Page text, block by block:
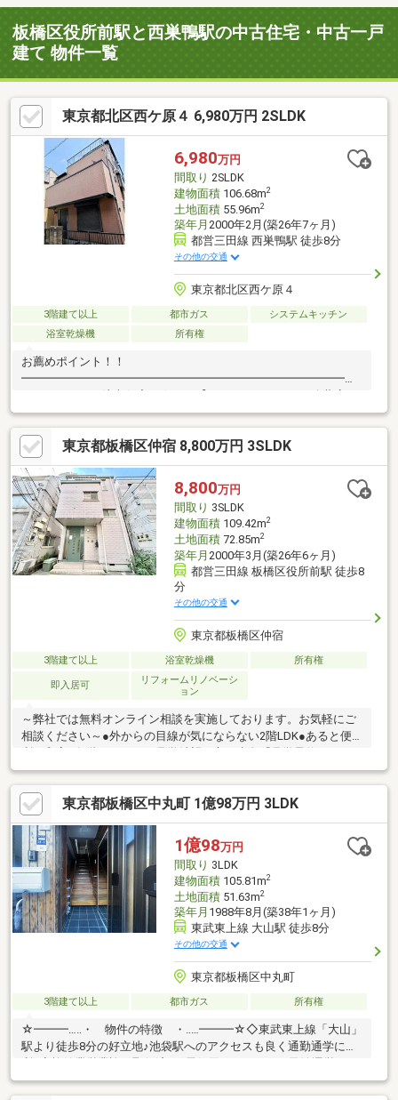
板橋区役所前駅と西巣鴨駅の中古住宅・中古一戸
建て 物件一覧
東京都北区西ケ原４ 6,980万円 2SLDK
6,980万円
間取り 2SLDK
建物面積106.68m2
土地面積55.96m2
築年月 2000年2月(築26年7ヶ月)
都営三田線 西巣鴨駅 徒歩8分
その他の交通
東京都北区西ケ原４
3階建て以上 都市ガス
システムキッチン
浴室乾燥機
所有権
お薦めポイント！！
有】 二世帯住宅としても活用できます♪・ 子育て環境良
好！！ ・ 徒歩5分圏に 保育園・幼稚園・小学校があります
♪☆ 生活環境良好！！ ☆ 徒歩10分圏内に、コンビニ、ス
ーパー、ドラッグストア、病院が 点在しています♪・ 地下ス
ペースを多目的に使用できます ・ 収納に、書斎に、趣味の
部屋に活用できます♪
東京都板橋区仲宿 8,800万円 3SLDK
8,800万円
間取り 3SLDK
建物面積109.42m2
土地面積72.85m2
築年月 2000年3月(築26年6ヶ月)
都営三田線 板橋区役所前駅 徒歩8
分
その他の交通
東京都板橋区仲宿
3階建て以上 浴室乾燥機 所有権
即入居可
リフォームリノベーシ
ョン
～弊社では無料オンライン相談を実施しております。お気軽にご
相談ください～●外からの目線が気にならない2階LDK●あると便
利な和室●各階にトイレご見学希望の方は赤色『見学予約』か
ら。資料請求はオレンジ色『資料請求』をクリック。直接のお問
い合わせは03-6905-9710まで。（スマートフォンの方は右下青色
の電話ボタンをクリック）■オンライン相談のご案内（※見学予約
より受付）ランチや仕事後の15分で完結！住宅ローン相談やライ
フプランシュミレーションについても全てオンラインでの対応が
可能となっております。※LINEやメール、お電話でのやり取りも
可能です。
東京都板橋区中丸町 1億98万円 3LDK
1億98万円
間取り 3LDK
建物面積105.81m2
土地面積51.63m2
築年月 1988年8月(築38年1ヶ月)
東武東上線 大山駅 徒歩8分
その他の交通
東京都板橋区中丸町
3階建て以上 都市ガス 所有権
☆━━━…‥・ 物件の特徴 ・‥…━━━☆◇東武東上線「大山」
駅より徒歩8分の好立地♪池袋駅へのアクセスも良く通勤通学に便
収益物件としても検討可能♪◇徒歩４分圏内にコンビニ・スーパ
ー・小学校があり、生活利便性と静かな環境が両立♪お問い合わせ